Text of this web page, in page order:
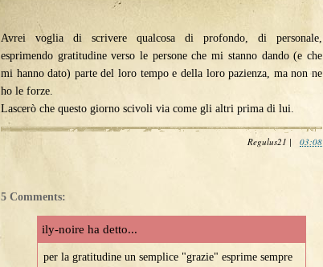
Avrei voglia di scrivere qualcosa di profondo, di personale,
esprimendo gratitudine verso le persone che mi stanno dando (e che
mi hanno dato) parte del loro tempo e della loro pazienza, ma non ne
ho le forze.
Lascerò che questo giorno scivoli via come gli altri prima di lui.
Regulus21 | 03:08
5 Comments:
ily-noire ha detto...
per la gratitudine un semplice "grazie" esprime sempre